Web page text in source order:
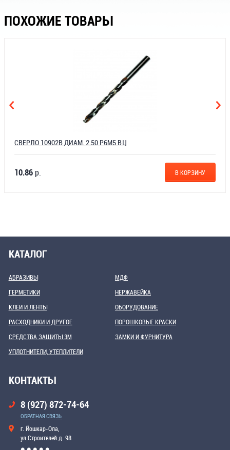
ПОХОЖИЕ ТОВАРЫ
СВЕРЛО 10902В ДИАМ. 2.50 Р6М5 ВЦ
10.86 р. В КОРЗИНУ
КАТАЛОГ
АБРАЗИВЫ
ГЕРМЕТИКИ
КЛЕИ И ЛЕНТЫ
МДФ
НЕРЖАВЕЙКА
ОБОРУДОВАНИЕ
РАСХОДНИКИ И ДРУГОЕ
СРЕДСТВА ЗАЩИТЫ 3М
УПЛОТНИТЕЛИ, УТЕПЛИТЕЛИ
ПОРОШКОВЫЕ КРАСКИ
ЗАМКИ И ФУРНИТУРА
КОНТАКТЫ
8 (927) 872-74-64
ОБРАТНАЯ СВЯЗЬ
г. Йошкар-Ола,
ул.Строителей д. 98